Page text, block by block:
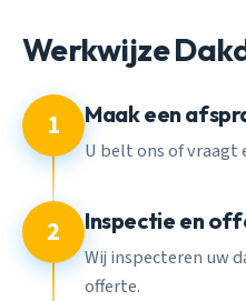
Werkwijze
1 Maak een
U belt ons of vraagt
2 Inspectie en
Wij inspecteren uw
offerte.